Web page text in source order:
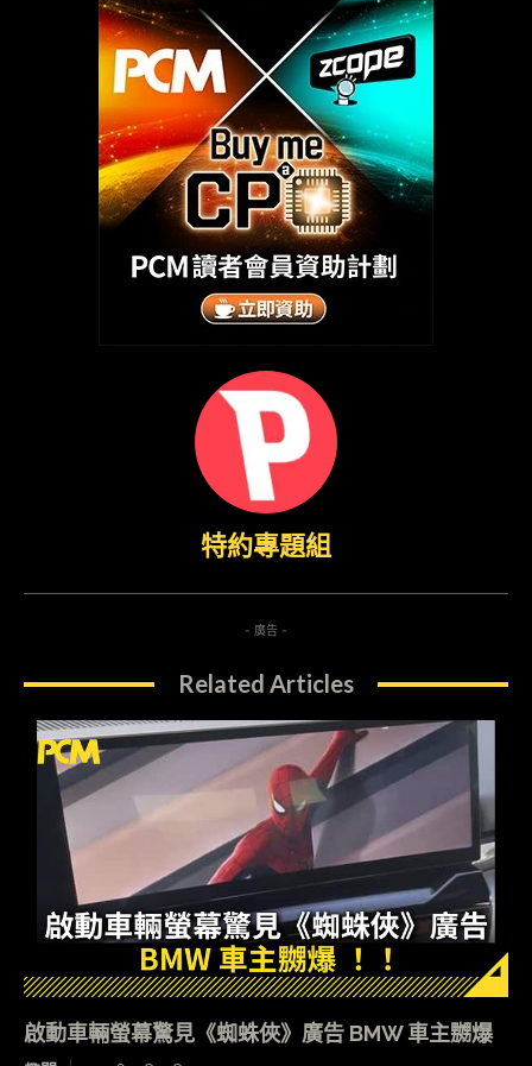
特約專題組
- 廣告 -
Related Articles
啟動車輛螢幕驚見《蜘蛛俠》廣告 BMW 車主嬲爆